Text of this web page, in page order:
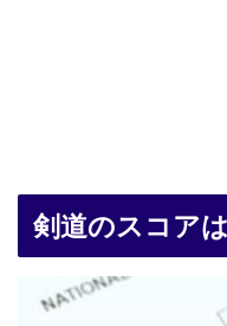
剣道のスコア